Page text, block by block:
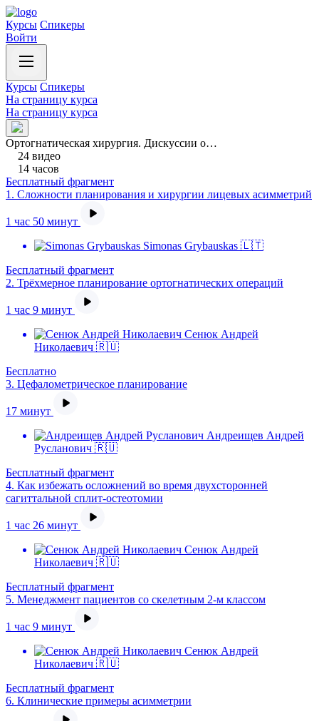
Курсы Спикеры
Войти
Курсы Спикеры
На страницу курса
На страницу курса
Ортогнатическая хирургия. Дискуссии о…
24 видео
14 часов
Бесплатный фрагмент
1. Сложности планирования и хирургии лицевых асимметрий
1 час 50 минут
Simonas Grybauskas 🇱🇹
Бесплатный фрагмент
2. Трёхмерное планирование ортогнатических операций
1 час 9 минут
Сенюк Андрей
Николаевич 🇷🇺
Бесплатно
3. Цефалометрическое планирование
17 минут
Андреищев Андрей
Русланович 🇷🇺
Бесплатный фрагмент
4. Как избежать осложнений во время двухсторонней
сагиттальной сплит-остеотомии
1 час 26 минут
Сенюк Андрей
Николаевич 🇷🇺
Бесплатный фрагмент
5. Менеджмент пациентов со скелетным 2-м классом
1 час 9 минут
Сенюк Андрей
Николаевич 🇷🇺
Бесплатный фрагмент
6. Клинические примеры асимметрии